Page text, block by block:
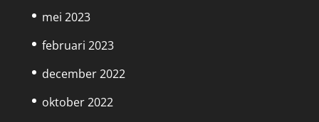
mei 2023
februari 2023
december 2022
oktober 2022